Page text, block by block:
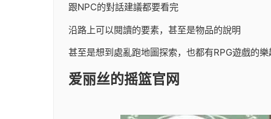
跟NPC的對話建議都要看完
沿路上可以閱讀的要素，甚至是物品的說明
甚至是想到處亂跑地圖探索，也都有RPG遊戲的樂
爱丽丝的摇篮官网